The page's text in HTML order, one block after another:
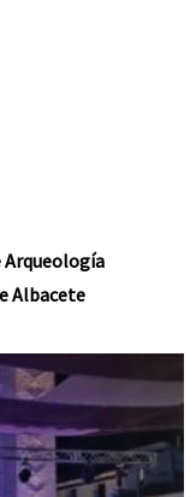
Arqueología
Albacete